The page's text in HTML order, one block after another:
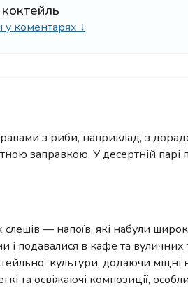
коментарях ↓
з риби, наприклад, з
заправкою. У десертній парі
— напоїв, які набули
і подавалися в кафе та вуличних
культури, додаючи міцні
та освіжаючі композиції,